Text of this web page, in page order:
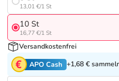
Tierapotheke
Vitamine & Mineralstoffe
Täglich gut versorgt
Salus Deals
13,01 €/1 St
10 St
16,77 €/1 St
Versandkostenfrei
APO Cash +1,68 €